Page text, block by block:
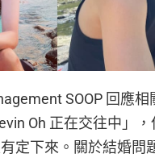
SOOP 回應相
Oh 正在交往中」
定下來。關於結婚問